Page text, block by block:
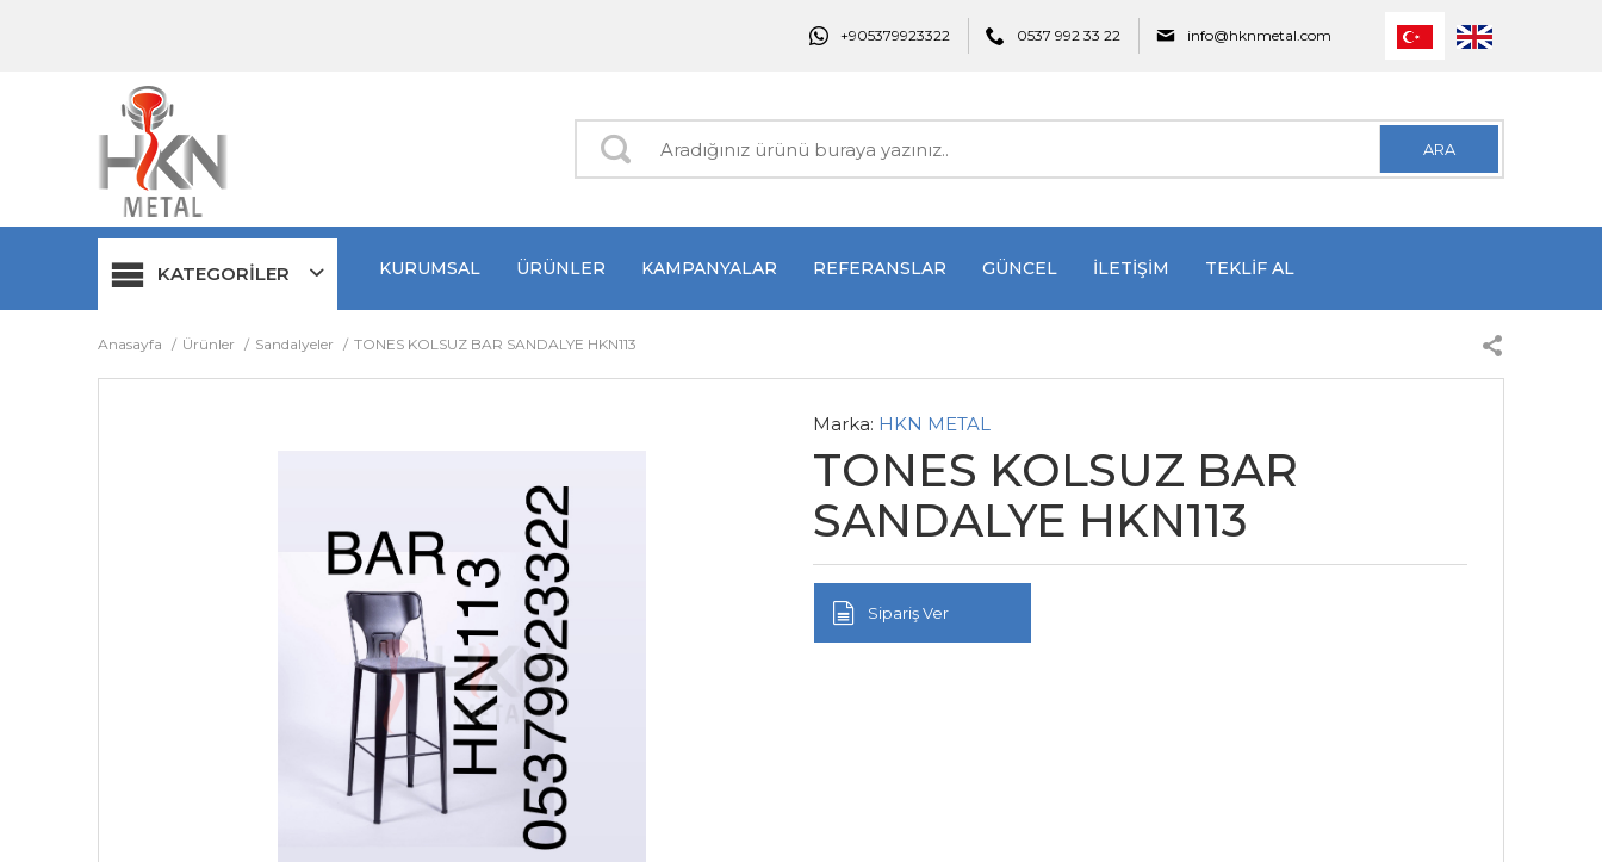
+905379923322 0537 992 33 22 info@hknmetal.com
ARA
KATEGORİLER KURUMSAL ÜRÜNLER KAMPANYALAR REFERANSLAR GÜNCEL İLETİŞİM TEKLİF AL
Anasayfa Ürünler Sandalyeler TONES KOLSUZ BAR SANDALYE HKN113
Marka: HKN METAL
TONES KOLSUZ BAR
SANDALYE HKN113
Sipariş Ver